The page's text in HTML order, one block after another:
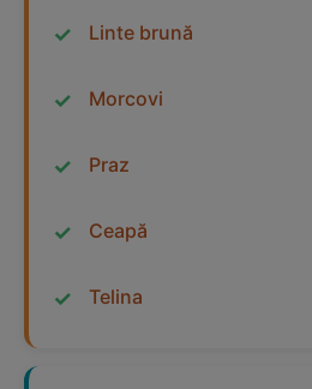
Linte brună
Morcovi
Praz
Ceapă
Telina